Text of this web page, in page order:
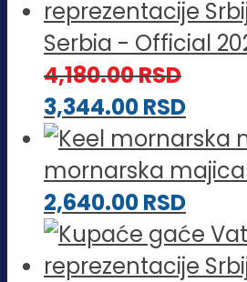
Serbia - Official
4,180.00RSD
3,344.00RSD
mornarska majica
2,640.00RSD